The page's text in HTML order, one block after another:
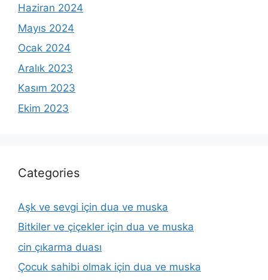
Haziran 2024
Mayıs 2024
Ocak 2024
Aralık 2023
Kasım 2023
Ekim 2023
Categories
Aşk ve sevgi için dua ve muska
Bitkiler ve çiçekler için dua ve muska
cin çıkarma duası
Çocuk sahibi olmak için dua ve muska